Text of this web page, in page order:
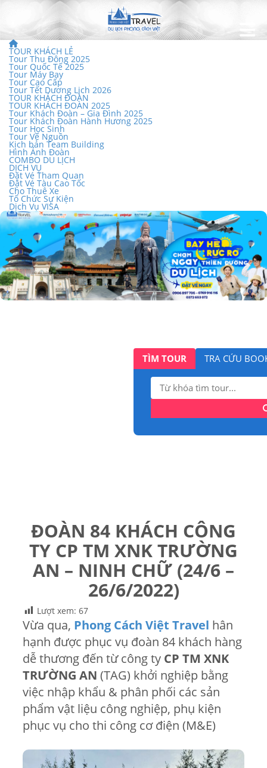
TOUR KHÁCH LẺ
Tour Thu Đông 2025
Tour Quốc Tế 2025
Tour Máy Bay
Tour Cao Cấp
Tour Tết Dương Lịch 2026
TOUR KHÁCH ĐOÀN
TOUR KHÁCH ĐOÀN 2025
Tour Khách Đoàn – Gia Đình 2025
Tour Khách Đoàn Hành Hương 2025
Tour Học Sinh
Tour Về Nguồn
Kịch bản Team Building
Hình Ảnh Đoàn
COMBO DU LỊCH
DỊCH VỤ
Đặt Vé Tham Quan
Đặt Vé Tàu Cao Tốc
Cho Thuê Xe
Tổ Chức Sự Kiện
Dịch Vụ VISA
TÌM TOUR TRA CỨU
Tìm
kiếm:
ĐOÀN 84 KHÁCH CÔNG
TY CP TM XNK TRƯỜNG
AN – NINH CHỮ (24/6 –
26/6/2022)
Lượt xem: 67
Vừa qua, Phong Cách Việt Travel hân
hạnh được phục vụ đoàn 84 khách hàng
dễ thương đến từ công ty CP TM XNK
TRƯỜNG AN (TAG) khởi nghiệp bằng
việc nhập khẩu & phân phối các sản
phẩm vật liệu công nghiệp, phụ kiện
phục vụ cho thi công cơ điện (M&E)